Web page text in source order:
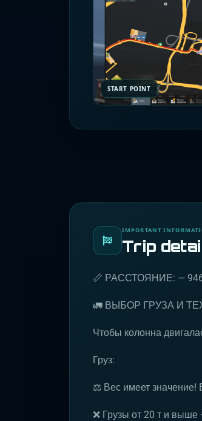
START POINT
IMPORTANT
Trip
📏 РАССТОЯНИЕ: —
🚛 ВЫБОР ГРУЗА И
Чтобы колонна
Груз:
⚖️ Вес имеет значение!
❌ Грузы от 20 т и